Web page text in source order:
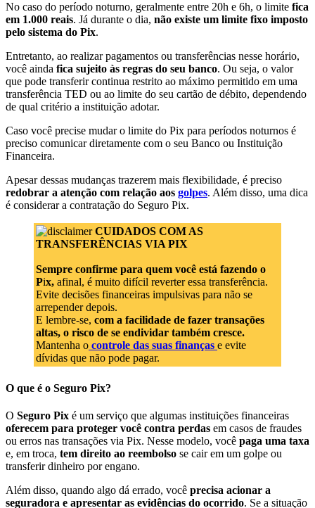
No caso do período noturno, geralmente entre 20h e 6h, o limite fica
em 1.000 reais. Já durante o dia, não existe um limite fixo imposto
pelo sistema do Pix.
Entretanto, ao realizar pagamentos ou transferências nesse horário,
você ainda fica sujeito às regras do seu banco. Ou seja, o valor
que pode transferir continua restrito ao máximo permitido em uma
transferência TED ou ao limite do seu cartão de débito, dependendo
de qual critério a instituição adotar.
Caso você precise mudar o limite do Pix para períodos noturnos é
preciso comunicar diretamente com o seu Banco ou Instituição
Financeira.
Apesar dessas mudanças trazerem mais flexibilidade, é preciso
redobrar a atenção com relação aos golpes. Além disso, uma dica
é considerar a contratação do Seguro Pix.
CUIDADOS COM AS
TRANSFERÊNCIAS VIA PIX
Sempre confirme para quem você está fazendo o
Pix, afinal, é muito difícil reverter essa transferência.
Evite decisões financeiras impulsivas para não se
arrepender depois.
E lembre-se, com a facilidade de fazer transações
altas, o risco de se endividar também cresce.
Mantenha o controle das suas finanças e evite
dívidas que não pode pagar.
O que é o Seguro Pix?
O Seguro Pix é um serviço que algumas instituições financeiras
oferecem para proteger você contra perdas em casos de fraudes
ou erros nas transações via Pix. Nesse modelo, você paga uma taxa
e, em troca, tem direito ao reembolso se cair em um golpe ou
transferir dinheiro por engano.
Além disso, quando algo dá errado, você precisa acionar a
seguradora e apresentar as evidências do ocorrido. Se a situação